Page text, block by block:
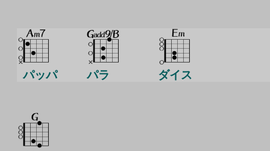
パッパ パラ ダイス